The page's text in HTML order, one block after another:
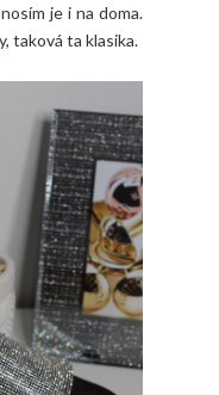
je i na doma.
taková ta klasika.